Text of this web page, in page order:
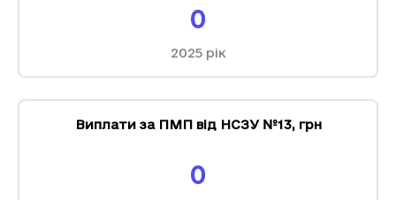
0
2025рік
Виплати за ПМП від НСЗУ №13, грн
0